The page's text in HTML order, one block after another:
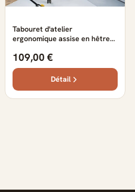
Tabouret d'atelier
ergonomique assise en hêtre
(vérin standard) - 50 cm (vérin
mi-haut)
109,00 €
Détail